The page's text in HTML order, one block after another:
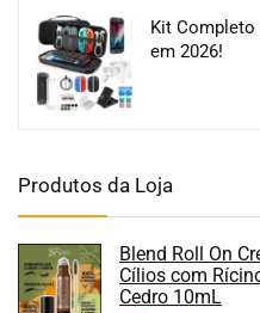
Kit
em 2026!
Produtos da Loja
Blend Roll On
Cílios com
Cedro 10mL